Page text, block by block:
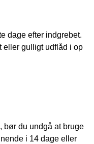
dage efter indgrebet.
eller gulligt udflåd i op
bør du undgå at bruge
i 14 dage eller